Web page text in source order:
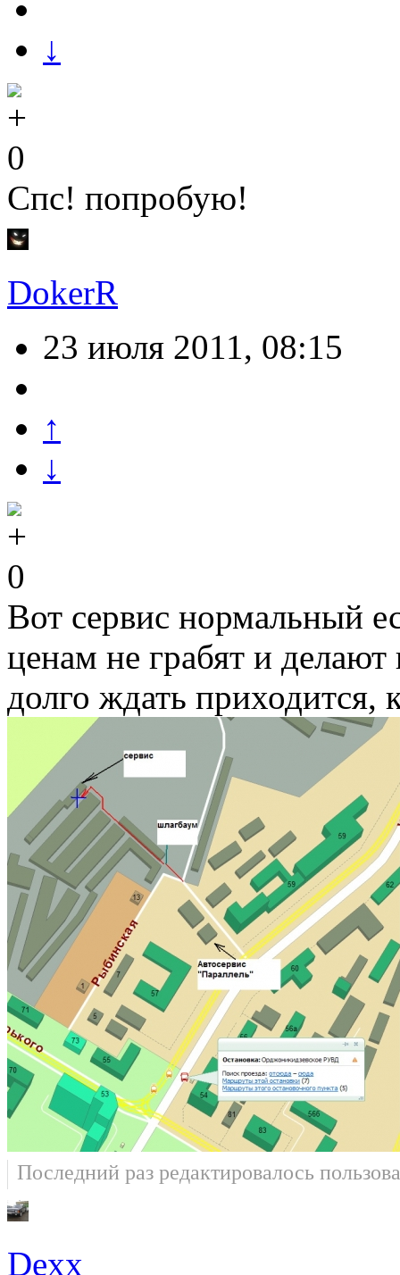
↓
0
Спс! попробую!
DokerR
23 июля 2011, 08:15
↑
↓
0
Вот сервис нормальный
ценам не грабят и делают
долго ждать приходится,
Последний раз редактировалось
Dexx